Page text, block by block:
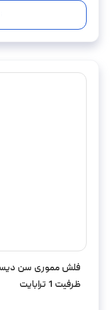
ظرفیت 1 ترابایت